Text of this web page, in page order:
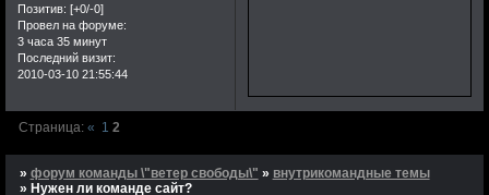
Позитив: [+0/-0]
Провел на форуме:
3 часа 35 минут
Последний визит:
2010-03-10 21:55:44
Страница: « 1 2
» форум команды \"ветер свободы\" » внутрикомандные темы
» Нужен ли команде сайт?